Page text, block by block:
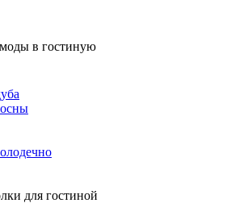
в гостиную
для гостиной